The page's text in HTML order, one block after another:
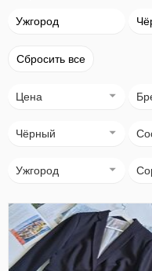
Ужгород
Сбросить все
Цена
Чёрный
Ужгород